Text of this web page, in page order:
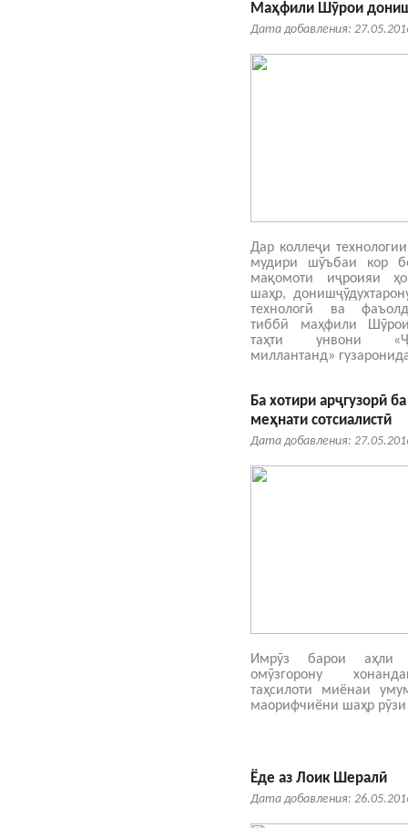
Маҳфили Шӯрои
Дата добавления:
Дар коллеҷи
мудири шӯъбаи кор
мақомоти иҷроияи
шаҳр,
технологӣ ва
тиббӣ маҳфили Шӯрои
таҳти унвони
миллантанд»
Ба хотири арҷгузорӣ
меҳнати сотсиалистӣ
Дата добавления:
Имрӯз барои аҳли
омӯзгорону
таҳсилоти миёнаи
маорифчиёни шаҳр
Ёде аз Лоик Шералӣ
Дата добавления: